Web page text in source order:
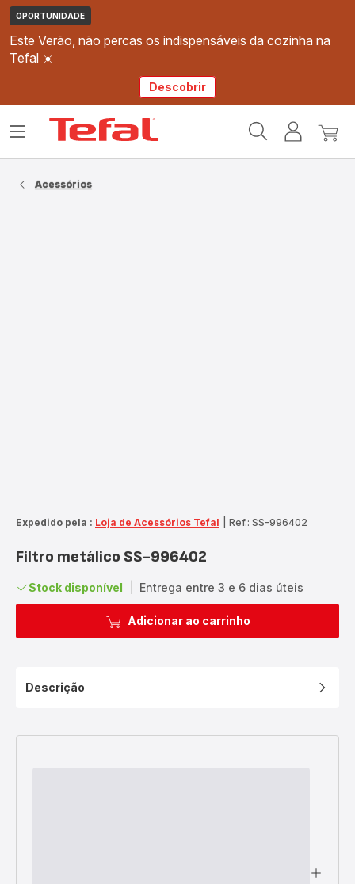
OPORTUNIDADE
Este Verão, não percas os indispensáveis da cozinha na
Tefal ☀️
Descobrir
Tefal
O
Abrir
Acessórios
Expedido pela : Loja de Acessórios Tefal Ref.: SS-996402
Filtro metálico SS-996402
Stock disponível Entrega entre 3 e 6 dias úteis
Adicionar ao carrinho
Descrição